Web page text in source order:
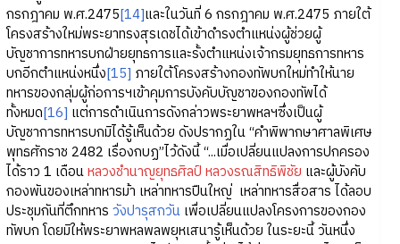
กรกฎาคม พ.ศ.2475[14]และในวันที่ 6 กรกฎาคม พ.ศ.2475 ภายใต้
โครงสร้างใหม่พระยาทรงสุรเดชได้เข้าดำรงตำแหน่งผู้ช่วยผู้
บัญชาการทหารบกฝ่ายยุทธการและรั้งตำแหน่งเจ้ากรมยุทธการทหาร
บกอีกตำแหน่งหนึ่ง[15] ภายใต้โครงสร้างกองทัพบกใหม่ทำให้นาย
ทหารของกลุ่มผู้ก่อการฯเข้าคุมการบังคับบัญชาของกองทัพได้
ทั้งหมด[16] แต่การดำเนินการดังกล่าวพระยาพหลฯซึ่งเป็นผู้
บัญชาการทหารบกมิได้รู้เห็นด้วย ดังปรากฏใน “คำพิพากษาศาลพิเศษ
พุทธศักราช 2482 เรื่องกบฏ”ไว้ดังนี้ “...เมื่อเปลี่ยนแปลงการปกครอง
ได้ราว 1 เดือนหลวงชำนาญยุทธศิลป์ หลวงรณสิทธิพิชัย และผู้บังคับ
กองพันของเหล่าทหารม้า เหล่าทหารปืนใหญ่ เหล่าทหารสื่อสาร ได้ลอบ
ประชุมกันที่ตึกทหาร วังปารุสกวันเพื่อเปลี่ยนแปลงโครงการของกอง
ทัพบก โดยมิให้พระยาพหลพลพยุหเสนารู้เห็นด้วย ในระยะนี้ วันหนึ่ง